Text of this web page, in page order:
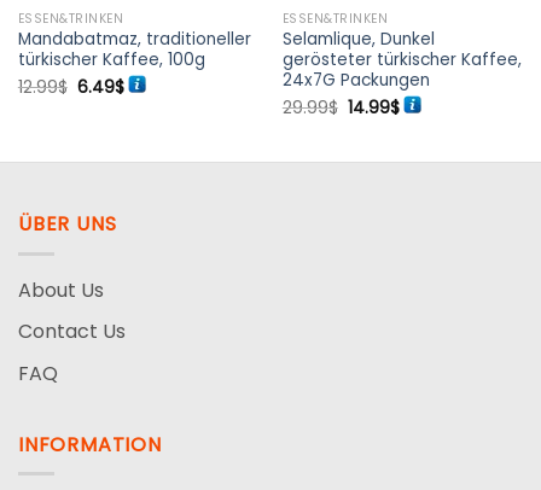
ESSEN&TRINKEN
Mandabatmaz, traditioneller
türkischer Kaffee, 100g
12.99$ Ursprünglicher
Preis
6.49$Aktueller
Preis
ESSEN&TRINKEN
Selamlique, Dunkel
gerösteter türkischer Kaffee,
24x7G Packungen
29.99$ Ursprünglicher
Preis
14.99$Aktueller
Preis
ÜBER UNS
About Us
Contact Us
FAQ
INFORMATION